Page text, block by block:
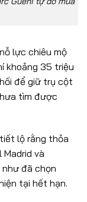
lực chiêu mộ
khoảng 35 triệu
để giữ trụ cột
tìm được
lộ rằng thỏa
và
đã chọn
tại hết hạn.